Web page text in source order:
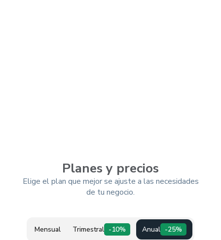
Planes y precios
Elige el plan que mejor se ajuste a las necesidades
de tu negocio.
Mensual Trimestral -10% Anual -25%